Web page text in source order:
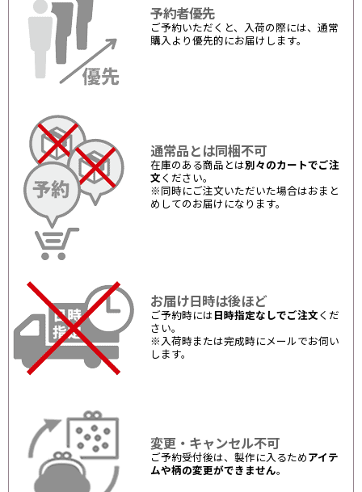
予約者優先
ご予約いただくと、入荷の際には、通常
購入より優先的にお届けします。
通常品とは同梱不可
在庫のある商品とは別々のカートでご注
文 ください。
※同時にご注文いただいた場合はおまと
めしてのお届けになります。
お届け日時は後ほど
ご予約時には 日時指定なしでご注文 くだ
さい。
※入荷時または完成時にメールでお伺い
します。
変更・キャンセル不可
ご予約受付後は、製作に入るため アイテ
ムや柄の変更ができません。